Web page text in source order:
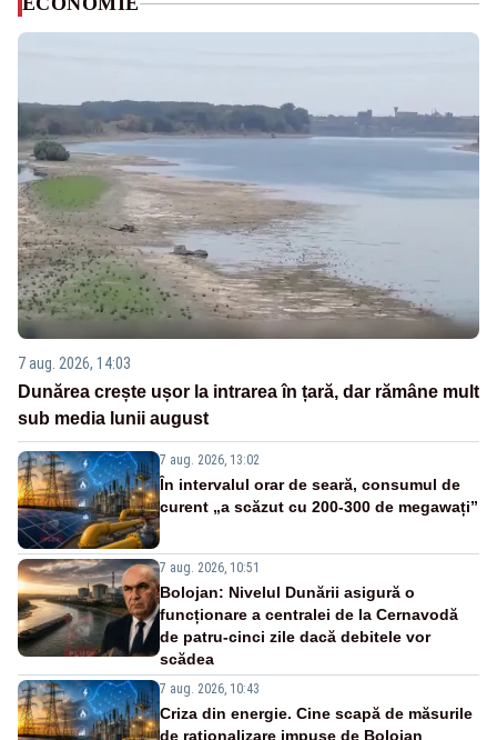
7 aug. 2026, 14:03
Dunărea crește ușor la intrarea în țară, dar rămâne mult
sub media lunii august
7 aug. 2026, 13:02
În intervalul orar de seară, consumul de
curent „a scăzut cu 200-300 de megawați”
7 aug. 2026, 10:51
Bolojan: Nivelul Dunării asigură o
funcționare a centralei de la Cernavodă
de patru-cinci zile dacă debitele vor
scădea
7 aug. 2026, 10:43
Criza din energie. Cine scapă de măsurile
de raționalizare impuse de Bolojan